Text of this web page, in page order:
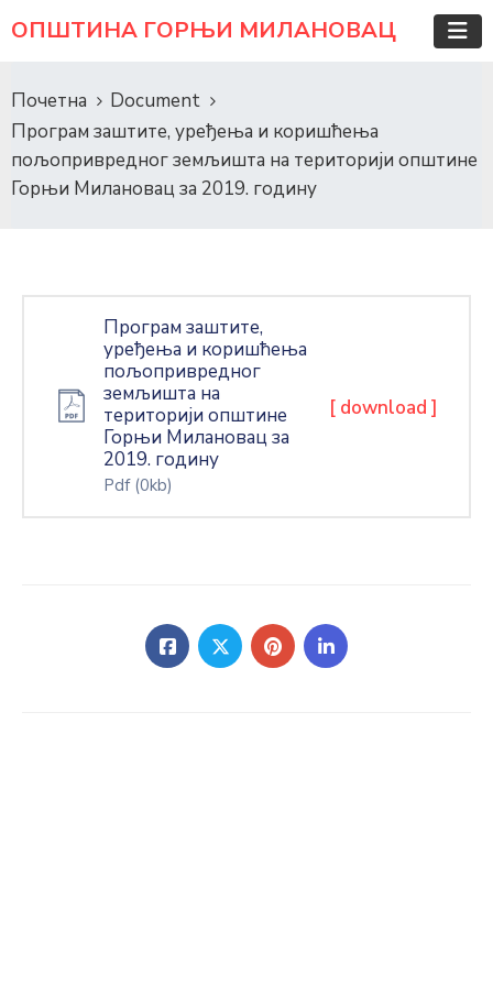
ОПШТИНА ГОРЊИ МИЛАНОВАЦ
Почетна
Document
Програм заштите, уређења и коришћења
пољопривредног земљишта на територији општине
Горњи Милановац за 2019. годину
Програм заштите,
уређења и коришћења
пољопривредног
земљишта на
територији општине
Горњи Милановац за
2019. годину
Pdf (0kb)
[ download ]